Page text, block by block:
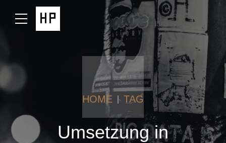
HOME TAG
Umsetzung in